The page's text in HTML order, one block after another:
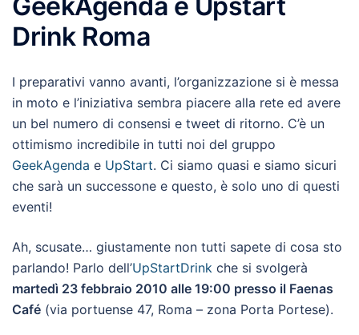
Drink Roma
I preparativi vanno avanti, l’organizzazione si è messa
in moto e l’iniziativa sembra piacere alla rete ed avere
un bel numero di consensi e tweet di ritorno. C’è un
ottimismo incredibile in tutti noi del gruppo
GeekAgenda e UpStart. Ci siamo quasi e siamo sicuri
che sarà un successone e questo, è solo uno di questi
eventi!
Ah, scusate… giustamente non tutti sapete di cosa sto
parlando! Parlo dell’UpStartDrink che si svolgerà
martedì 23 febbraio 2010 alle 19:00 presso il Faenas
Café (via portuense 47, Roma – zona Porta Portese).